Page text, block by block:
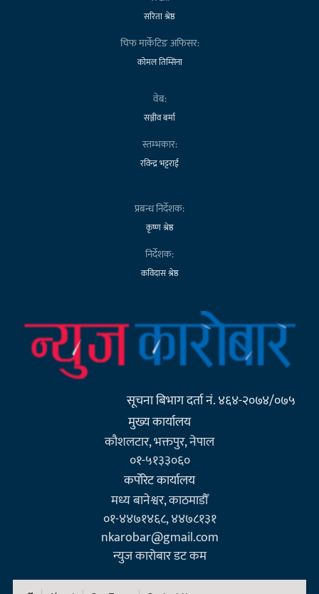
सरिता श्रेष्ठ
चिफ मार्केटिङ अफिसर:
कोमल तिम्सिना
वेब:
सञ्जीव बर्मा
स्तम्भकार:
रविन्द्र भट्टराई
प्रबन्ध निर्देशक:
कृष्ण श्रेष्ठ
निर्देशक:
कविदास श्रेष्ठ
सूचना बिभाग दर्ता नं. ४६४-२०७४/०७५
मुख्य कार्यालय
कौशलटार, भक्तपुर, नेपाल
०१-५१३३०६०
कर्पाेरेट कार्यालय
मध्य बानेश्वर, काठमाडौँ
०१-४४७१४६८, ४४७८१३१
nkarobar@gmail.com
न्युज कारोबार डट कम